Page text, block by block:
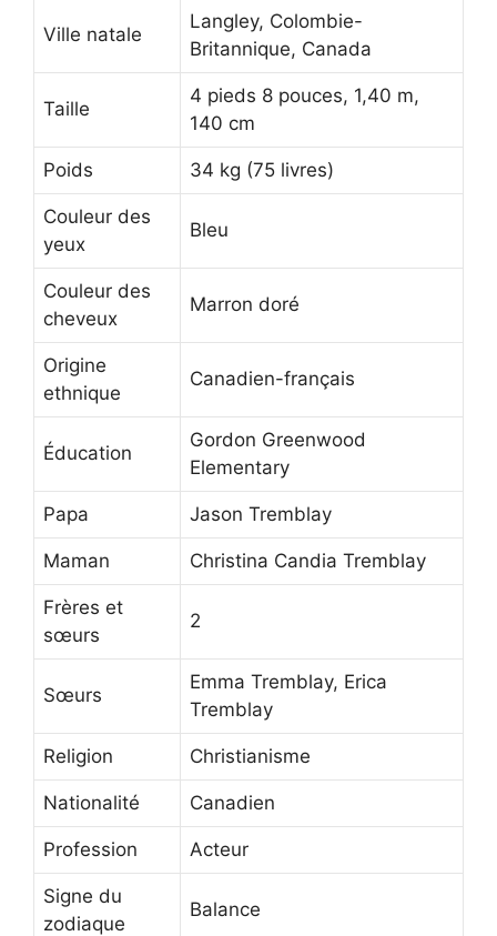
Ville natale
Langley, Colombie-
Britannique, Canada
Taille
4 pieds 8 pouces, 1,40 m,
140 cm
Poids 34 kg (75 livres)
Couleur des
yeux
Bleu
Couleur des
cheveux
Marron doré
Origine
ethnique
Canadien-français
Éducation
Gordon Greenwood
Elementary
Papa Jason Tremblay
Maman Christina Candia Tremblay
Frères et
sœurs
2
Sœurs
Emma Tremblay, Erica
Tremblay
Religion Christianisme
Nationalité Canadien
Profession Acteur
Signe du
zodiaque
Balance